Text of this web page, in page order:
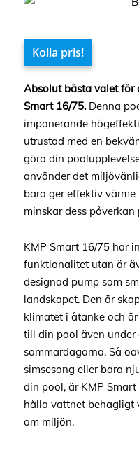
Kolla pris!
Absolut bästa valet för
Smart 16/75. Denna
imponerande
utrustad med en
göra din
använder det
bara ger effektiv
minskar dess
KMP Smart 16/75 har
funktionalitet utan är
designad pump som
landskapet. Den är
klimatet i åtanke och
till din pool även under
sommardagarna. Så
simsesong eller bara
din pool, är KMP
hålla vattnet behagligt
om miljön.